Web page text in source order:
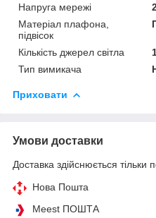
Напруга мережі
Матеріал плафона,
підвісок
Кількість джерел світла
Тип вимикача
Приховати
Умови доставки
Доставка здійснюється тільки
Нова Пошта
Meest ПОШТА